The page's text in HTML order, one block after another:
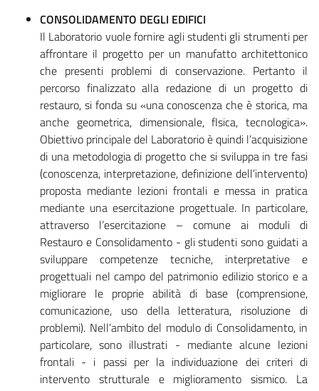
CONSOLIDAMENTO DEGLI EDIFICI
Il Laboratorio vuole fornire agli studenti gli strumenti per
affrontare il progetto per un manufatto architettonico
che presenti problemi di conservazione. Pertanto il
percorso finalizzato alla redazione di un progetto di
restauro, si fonda su «una conoscenza che è storica, ma
anche geometrica, dimensionale, fIsica, tecnologica».
Obiettivo principale del Laboratorio è quindi l’acquisizione
di una metodologia di progetto che si sviluppa in tre fasi
(conoscenza, interpretazione, definizione dell’intervento)
proposta mediante lezioni frontali e messa in pratica
mediante una esercitazione progettuale. In particolare,
attraverso l’esercitazione – comune ai moduli di
Restauro e Consolidamento - gli studenti sono guidati a
sviluppare competenze tecniche, interpretative e
progettuali nel campo del patrimonio edilizio storico e a
migliorare le proprie abilità di base (comprensione,
comunicazione, uso della letteratura, risoluzione di
problemi). Nell’ambito del modulo di Consolidamento, in
particolare, sono illustrati - mediante alcune lezioni
frontali - i passi per la individuazione dei criteri di
intervento strutturale e miglioramento sismico. La